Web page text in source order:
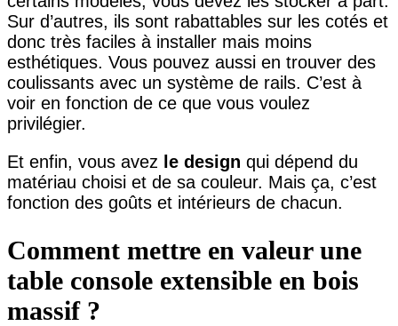
Sur d’autres, ils sont rabattables sur les cotés et
donc très faciles à installer mais moins
esthétiques. Vous pouvez aussi en trouver des
coulissants avec un système de rails. C’est à
voir en fonction de ce que vous voulez
privilégier.
Et enfin, vous avez le design qui dépend du
matériau choisi et de sa couleur. Mais ça, c’est
fonction des goûts et intérieurs de chacun.
Comment mettre en valeur une
table console extensible en bois
massif ?